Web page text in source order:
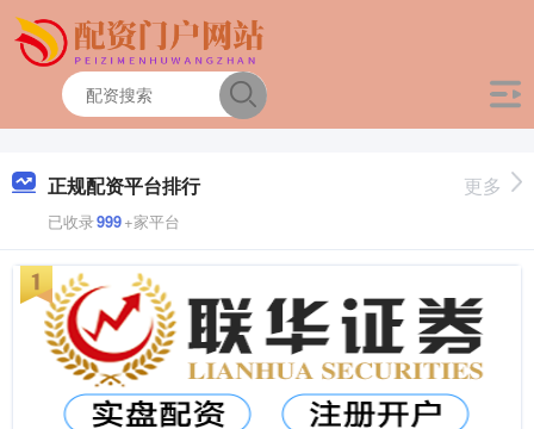
正规配资平台排行
已收录999+家平台
更多